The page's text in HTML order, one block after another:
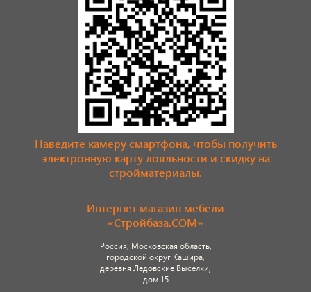
Наведите камеру смартфона, чтобы получить
электронную карту лояльности и скидку на
стройматериалы.
Интернет магазин мебели
«Стройбаза.COM»
Россия, Московская область,
городской округ Кашира,
деревня Ледовские Выселки,
дом 15